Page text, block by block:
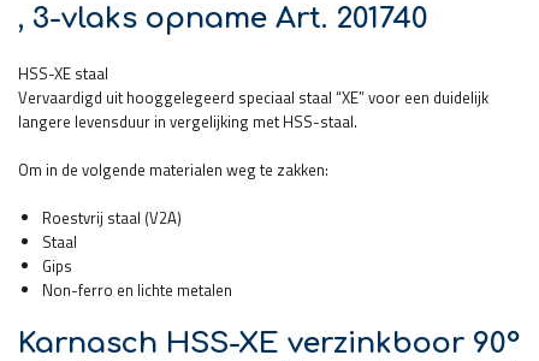
, 3-vlaks opname Art. 201740
HSS-XE staal
Vervaardigd uit hooggelegeerd speciaal staal “XE” voor een duidelijk
langere levensduur in vergelijking met HSS-staal.
Om in de volgende materialen weg te zakken:
Roestvrij staal (V2A)
Staal
Gips
Non-ferro en lichte metalen
Karnasch HSS-XE verzinkboor 90°